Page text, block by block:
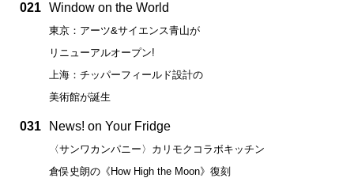
021 Window on the World
東京：アーツ&サイエンス青山が
リニューアルオープン!
上海：チッパーフィールド設計の
美術館が誕生
031 News! on Your Fridge
〈サンワカンパニー〉カリモクコラボキッチン
倉俣史朗の《How High the Moon》復刻